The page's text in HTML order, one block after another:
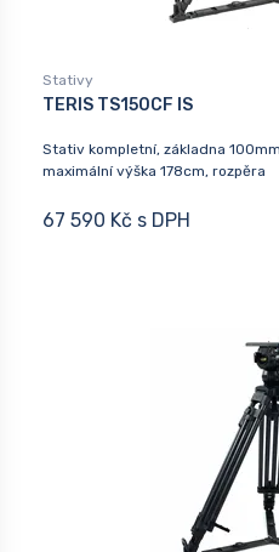
Stativy
TERIS TS150CF IS
Stativ kompletní, základna
maximální výška 178cm, rozpěra
67 590 Kč s DPH